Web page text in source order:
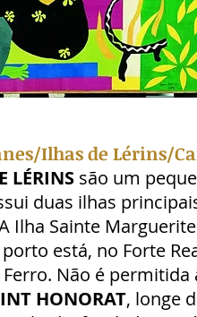
Ilhas de Lérins/
LÉRINS são um
duas ilhas
Ilha Sainte
está, no Forte
Não é
HONORAT, longe